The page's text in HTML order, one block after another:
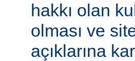
hakkı olan
olması ve
açıklarına